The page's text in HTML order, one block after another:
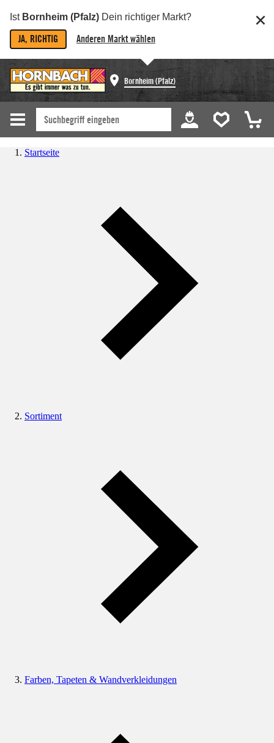
Ist Bornheim (Pfalz) Dein richtiger Markt?
JA, RICHTIG Anderen Markt wählen
Bornheim (Pfalz)
Startseite
Sortiment
Farben, Tapeten & Wandverkleidungen